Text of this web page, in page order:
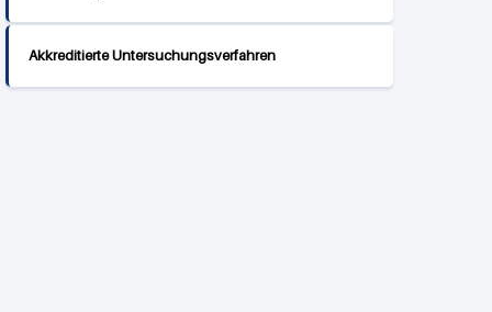
Akkreditierte Untersuchungsverfahren